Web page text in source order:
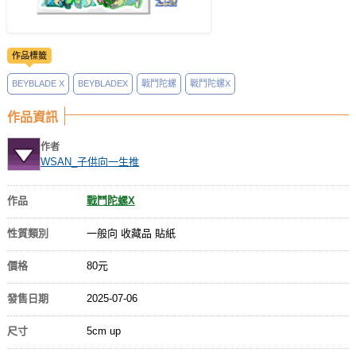
作品標籤
BEYBLADE X BEYBLADEX 戰鬥陀螺 戰鬥陀螺X
作品資訊
作者
WSAN_子供向一生推
作品 戰鬥陀螺X
性質類別 一般向 收藏品 貼紙
價格 80元
發售日期 2025-07-06
尺寸 5cm up